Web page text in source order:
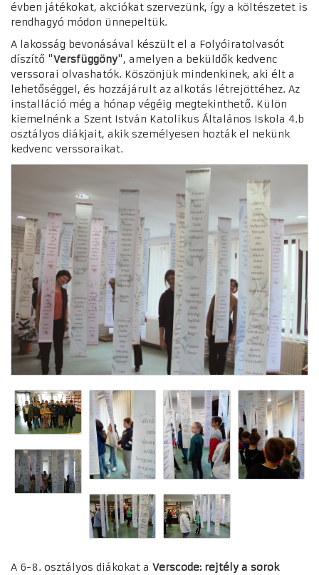
évben játékokat, akciókat szervezünk, így a költészetet is
rendhagyó módon ünnepeltük.
A lakosság bevonásával készült el a Folyóiratolvasót
díszítő "Versfüggöny", amelyen a beküldők kedvenc
verssorai olvashatók. Köszönjük mindenkinek, aki élt a
lehetőséggel, és hozzájárult az alkotás létrejöttéhez. Az
installáció még a hónap végéig megtekinthető. Külön
kiemelnénk a Szent István Katolikus Általános Iskola 4.b
osztályos diákjait, akik személyesen hozták el nekünk
kedvenc verssoraikat.
A 6-8. osztályos diákokat a Verscode: rejtély a sorok